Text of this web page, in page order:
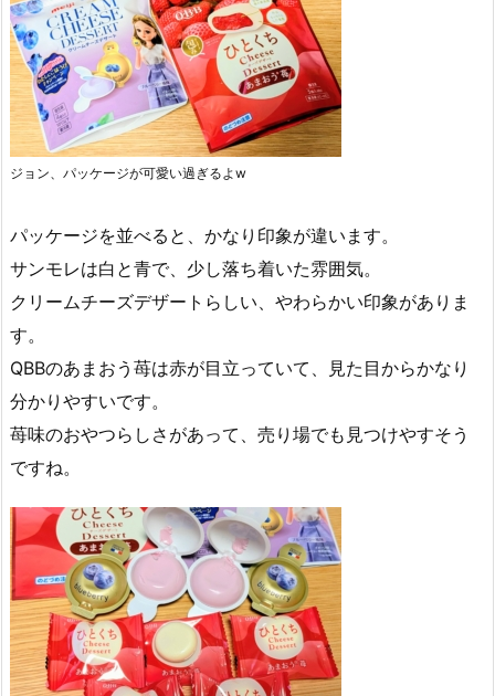
ジョン、パッケージが可愛い過ぎるよw
パッケージを並べると、かなり印象が違います。
サンモレは白と青で、少し落ち着いた雰囲気。
クリームチーズデザートらしい、やわらかい印象がありま
す。
QBBのあまおう苺は赤が目立っていて、見た目からかなり
分かりやすいです。
苺味のおやつらしさがあって、売り場でも見つけやすそう
ですね。